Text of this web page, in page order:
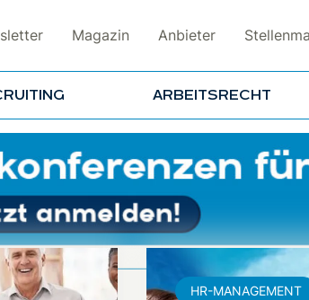
Magazin Anbieter
ARBEITSRECHT
Suchen
HR-MANAGEMENT